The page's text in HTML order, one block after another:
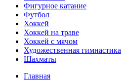
Фигурное катание
Футбол
Хоккей
Хоккей на траве
Хоккей с мячом
Художественная гимнастика
Шахматы
Главная